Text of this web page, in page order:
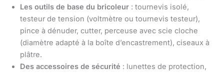
Les outils de base du bricoleur : tournevis isolé,
testeur de tension (voltmètre ou tournevis testeur),
pince à dénuder, cutter, perceuse avec scie cloche
(diamètre adapté à la boîte d’encastrement), ciseaux à
plâtre.
Des accessoires de sécurité : lunettes de protection,